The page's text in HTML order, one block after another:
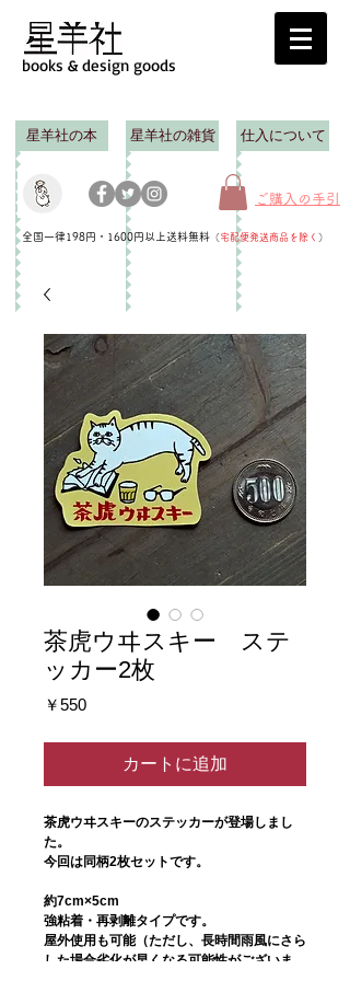
books & design goods
星羊社の本 星羊社の雑貨 仕入について
ご購入の手引
全国一律198円・1600円以上送料無料 （宅配便発送商品を除く ）
茶虎ウヰスキー ステ
ッカー2枚
￥550価
カートに追加
茶虎ウヰスキーのステッカーが登場しまし
た。
今回は同柄2枚セットです。
約7cm×5cm
強粘着・再剥離タイプです。
屋外使用も可能（ただし、長時間雨風にさら
した場合劣化が早くなる可能性がございま